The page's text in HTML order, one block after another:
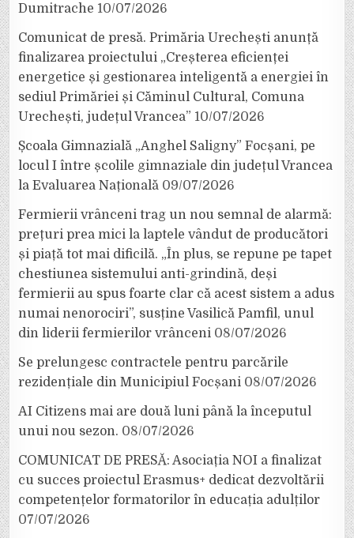
Dumitrache 10/07/2026
Comunicat de presă. Primăria Urechești anunță
finalizarea proiectului „Creșterea eficienței
energetice și gestionarea inteligentă a energiei în
sediul Primăriei și Căminul Cultural, Comuna
Urechești, județul Vrancea” 10/07/2026
Școala Gimnazială „Anghel Saligny” Focșani, pe
locul I între școlile gimnaziale din județul Vrancea
la Evaluarea Națională 09/07/2026
Fermierii vrânceni trag un nou semnal de alarmă:
prețuri prea mici la laptele vândut de producători
și piață tot mai dificilă. „În plus, se repune pe tapet
chestiunea sistemului anti-grindină, deși
fermierii au spus foarte clar că acest sistem a adus
numai nenorociri”, susține Vasilică Pamfil, unul
din liderii fermierilor vrânceni 08/07/2026
Se prelungesc contractele pentru parcările
rezidențiale din Municipiul Focșani 08/07/2026
AI Citizens mai are două luni până la începutul
unui nou sezon. 08/07/2026
COMUNICAT DE PRESĂ: Asociația NOI a finalizat
cu succes proiectul Erasmus+ dedicat dezvoltării
competențelor formatorilor în educația adulților
07/07/2026